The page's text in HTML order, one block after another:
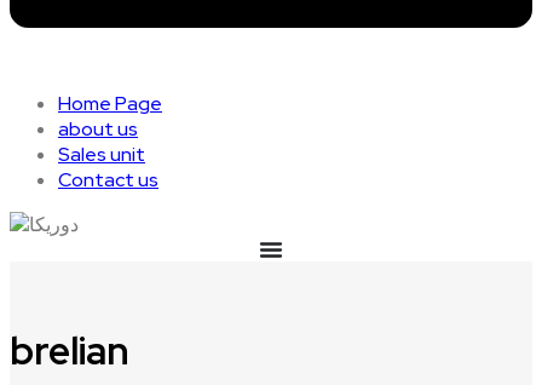
Home Page
about us
Sales unit
Contact us
brelian